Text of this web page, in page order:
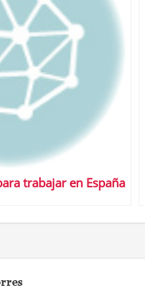
trabajar en España